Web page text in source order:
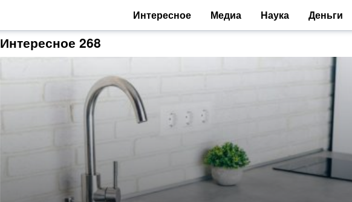
Интересное Медиа Наука Деньги
Интересное 268